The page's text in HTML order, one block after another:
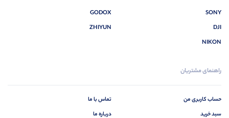
SONY
DJI
NIKON
GODOX
ZHIYUN
راهنمای مشتریان
حساب کاربری من
سبد خرید
تماس با ما
درباره ما